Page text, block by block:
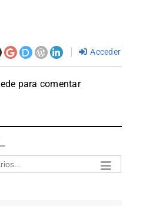
Acceder
para comentar